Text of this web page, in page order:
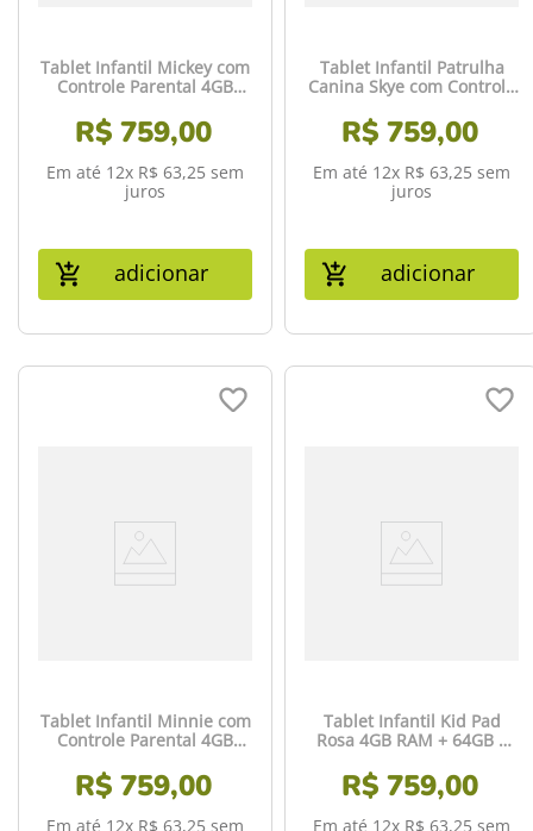
Tablet Infantil Mickey com
Controle Parental 4GB
+ Wi-fi + Android 13 +
Quad Core Multi - NB413
R$ 759,00
Em até 12x R$ 63,25 sem
juros
adicionar
Tablet Infantil Patrulha
Canina Skye com Controle
+ Tela 7 pol + Case + Wi-fi
+ Android 13 + Quad Core
Multi - NB422
R$ 759,00
Em até 12x R$ 63,25 sem
juros
adicionar
Tablet Infantil Minnie com
Controle Parental 4GB
Case + Wi-fi + Android 13 +
Quad Core Multi - NB414
R$ 759,00
Em até 12x R$ 63,25 sem
Tablet Infantil Kid Pad
Rosa 4GB RAM + 64GB +
Android 13 Quad Core
Multi - NB411
R$ 759,00
Em até 12x R$ 63,25 sem